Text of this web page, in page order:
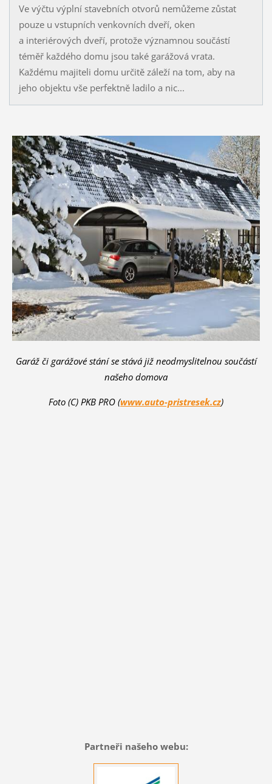
Ve výčtu výplní stavebních otvorů nemůžeme zůstat
pouze u vstupních venkovních dveří, oken
a interiérových dveří, protože významnou součástí
téměř každého domu jsou také garážová vrata.
Každému majiteli domu určitě záleží na tom, aby na
jeho objektu vše perfektně ladilo a nic...
Garáž či garážové stání se stává již neodmyslitelnou součástí
našeho domova
Foto (C) PKB PRO (www.auto-pristresek.cz)
Partneři našeho webu: